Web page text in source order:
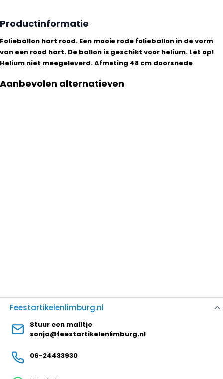
Productinformatie
Folieballon hart rood. Een mooie rode folieballon in de vorm
van een rood hart. De ballon is geschikt voor helium. Let op!
Helium niet meegeleverd. Afmeting 48 cm doorsnede
Aanbevolen alternatieven
Feestartikelenlimburg.nl
Stuur een mailtje
sonja@feestartikelenlimburg.nl
06-24433930